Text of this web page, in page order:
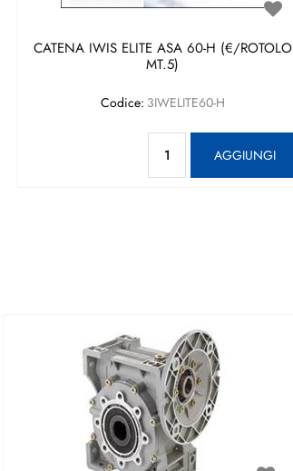
CATENA IWIS ELITE ASA 60-H (€/ROTOLO
MT.5)
Codice: 3IWELITE60-H
AGGIUNGI